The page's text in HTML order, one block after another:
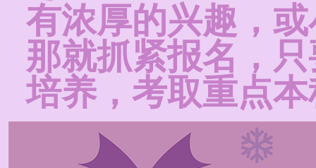
有浓厚的兴趣，
那就抓紧报名，
培养，考取重点